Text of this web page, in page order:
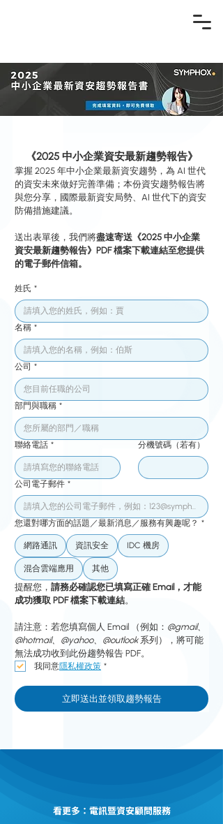
《2025 中小企業資安最新趨勢報告》
掌握 2025 年中小企業最新資安趨勢，為 AI 世代
的資安未來做好完善準備；本份資安趨勢報告將
與您分享，國際最新資安局勢、AI 世代下的資安
防備措施建議。
送出表單後，我們將盡速寄送《2025 中小企業
資安最新趨勢報告》PDF 檔案下載連結至您提供
的電子郵件信箱。
姓氏 *
名稱 *
公司 *
部門與職稱 *
聯絡電話 * 分機號碼（若有）
公司電子郵件 *
您還對哪方面的話題／最新消息／服務有興趣呢？ *
網路通訊 資訊安全 IDC 機房
混合雲端應用 其他
提醒您， 請務必確認您已填寫正確 Email，才能
成功獲取 PDF 檔案下載連結。
請注意：若您填寫個人 Email （例如： @gmail、
@hotmail、@yahoo、@outlook 系列），將可能
無法成功收到此份趨勢報告 PDF。
我同意隱私權政策 *
立即送出並領取趨勢報告
看更多：電訊暨資安顧問服務